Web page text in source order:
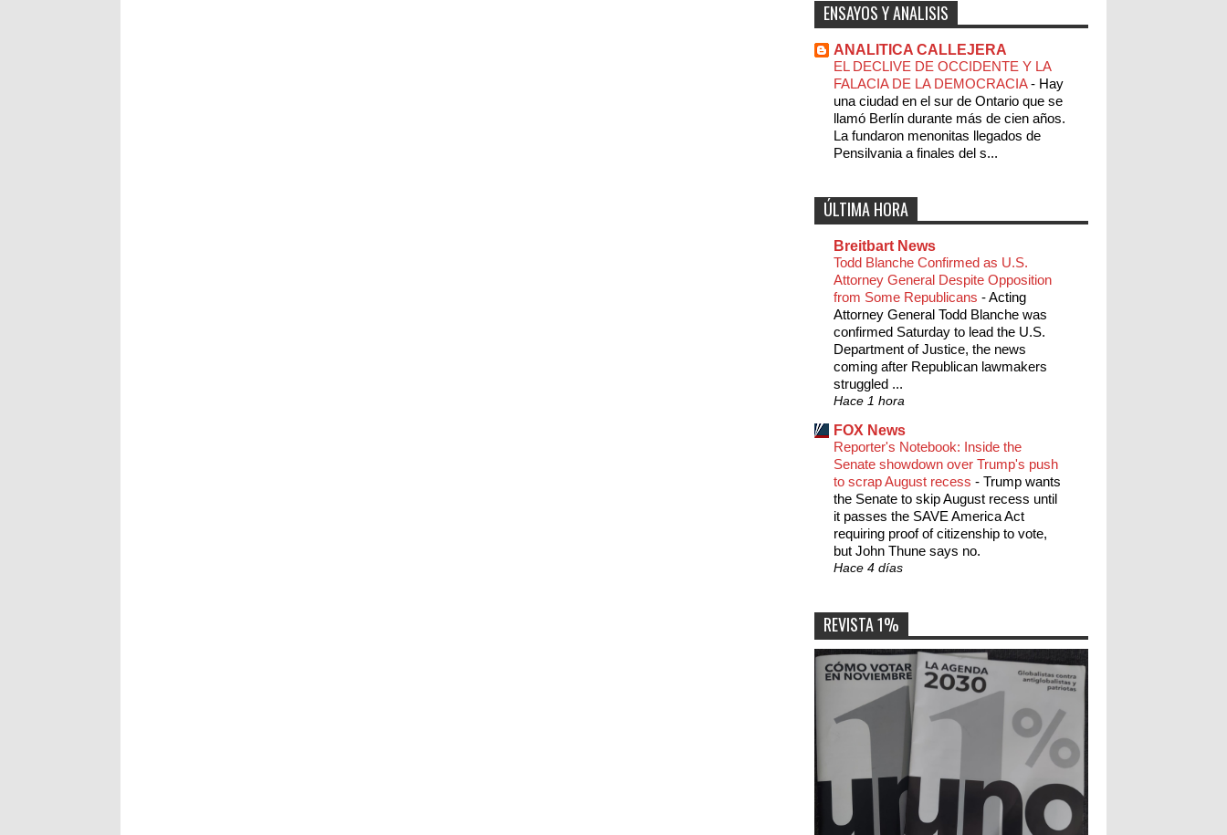
ENSAYOS Y ANALISIS
ANALITICA CALLEJERA
EL DECLIVE DE OCCIDENTE Y LA
FALACIA DE LA DEMOCRACIA- Hay
una ciudad en el sur de Ontario que se
llamó Berlín durante más de cien años.
La fundaron menonitas llegados de
Pensilvania a finales del s...
ÚLTIMA HORA
Breitbart News
Todd Blanche Confirmed as U.S.
Attorney General Despite Opposition
from Some Republicans -Acting
Attorney General Todd Blanche was
confirmed Saturday to lead the U.S.
Department of Justice, the news
coming after Republican lawmakers
struggled ...
Hace 1 hora
FOX News
Reporter's Notebook: Inside the
Senate showdown over Trump's push
to scrap August recess - Trump wants
the Senate to skip August recess until
it passes the SAVE America Act
requiring proof of citizenship to vote,
but John Thune says no.
Hace 4 días
REVISTA 1%